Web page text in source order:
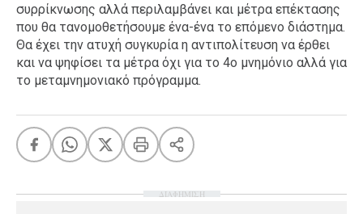
συρρίκνωσης αλλά περιλαμβάνει και μέτρα επέκτασης
που θα τανομοθετήσουμε ένα-ένα το επόμενο διάστημα.
Θα έχει την ατυχή συγκυρία η αντιπολίτευση να έρθει
και να ψηφίσει τα μέτρα όχι για το 4ο μνημόνιο αλλά για
το μεταμνημονιακό πρόγραμμα.
ΔΙΑΦΗΜΙΣΗ